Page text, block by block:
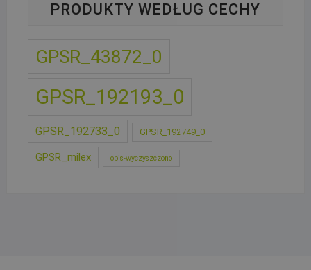
PRODUKTY WEDŁUG CECHY
GPSR_43872_0
GPSR_192193_0
GPSR_192733_0 GPSR_192749_0
GPSR_milex opis-wyczyszczono